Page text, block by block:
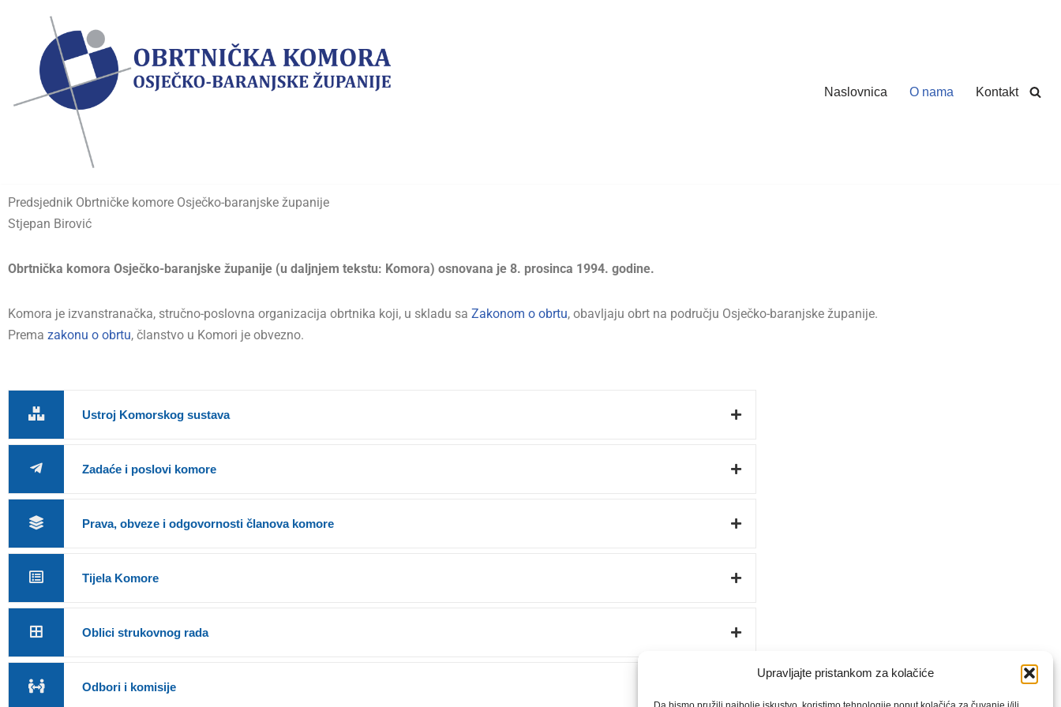
Upravljajte pristankom za kolačiće
content
Naslovnica O nama Kontakt
Predsjednik Obrtničke komore Osječko-baranjske županije
Stjepan Birović
Obrtnička komora Osječko-baranjske županije (u daljnjem tekstu: Komora) osnovana je 8. prosinca 1994. godine.
Komora je izvanstranačka, stručno-poslovna organizacija obrtnika koji, u skladu sa Zakonom o obrtu, obavljaju obrt na području Osječko-baranjske županije.
Prema zakonu o obrtu, članstvo u Komori je obvezno.
Ustroj Komorskog sustava
Zadaće i poslovi komore
Prava, obveze i odgovornosti članova komore
Tijela Komore
Oblici strukovnog rada
Odbori i komisije